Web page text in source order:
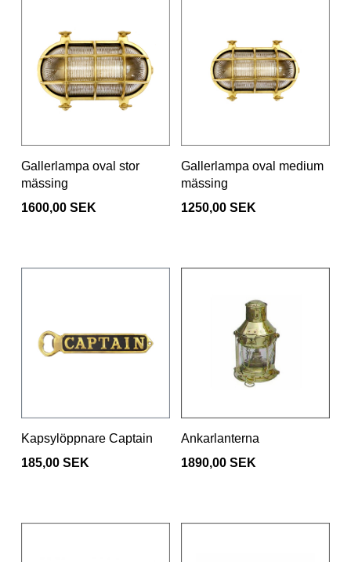
Gallerlampa oval stor
mässing
1600,00 SEK
Gallerlampa oval medium
mässing
1250,00 SEK
Kapsylöppnare Captain
185,00 SEK
Ankarlanterna
1890,00 SEK